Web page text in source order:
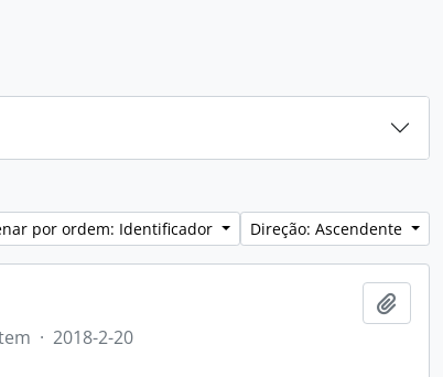
por ordem: Identificador
Direção: Ascendente
· 2018-2-20